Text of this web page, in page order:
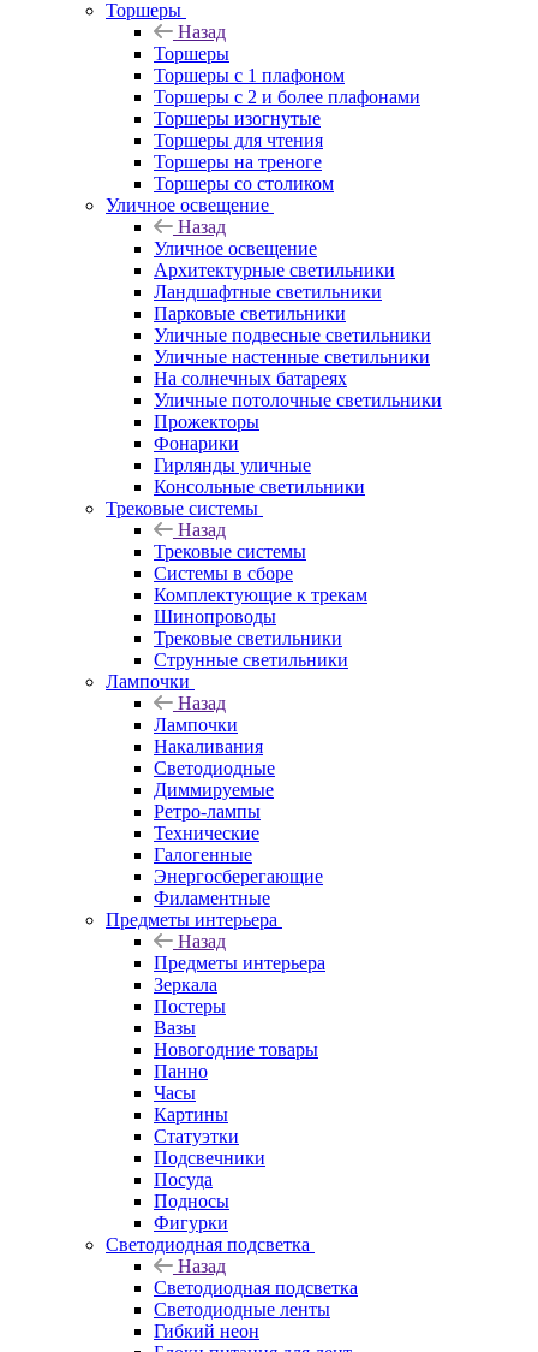
Торшеры
Назад
Торшеры
Торшеры с 1 плафоном
Торшеры с 2 и более плафонами
Торшеры изогнутые
Торшеры для чтения
Торшеры на треноге
Торшеры со столиком
Уличное освещение
Назад
Уличное освещение
Архитектурные светильники
Ландшафтные светильники
Парковые светильники
Уличные подвесные светильники
Уличные настенные светильники
На солнечных батареях
Уличные потолочные светильники
Прожекторы
Фонарики
Гирлянды уличные
Консольные светильники
Трековые системы
Назад
Трековые системы
Системы в сборе
Комплектующие к трекам
Шинопроводы
Трековые светильники
Струнные светильники
Лампочки
Назад
Лампочки
Накаливания
Светодиодные
Диммируемые
Ретро-лампы
Технические
Галогенные
Энергосберегающие
Филаментные
Предметы интерьера
Назад
Предметы интерьера
Зеркала
Постеры
Вазы
Новогодние товары
Панно
Часы
Картины
Статуэтки
Подсвечники
Посуда
Подносы
Фигурки
Светодиодная подсветка
Назад
Светодиодная подсветка
Светодиодные ленты
Гибкий неон